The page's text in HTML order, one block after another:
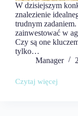
W dzisiejszym
znalezienie
trudnym
zainwestować w
Czy są one
tylko…
Manager
Czytaj więcej
Agencje